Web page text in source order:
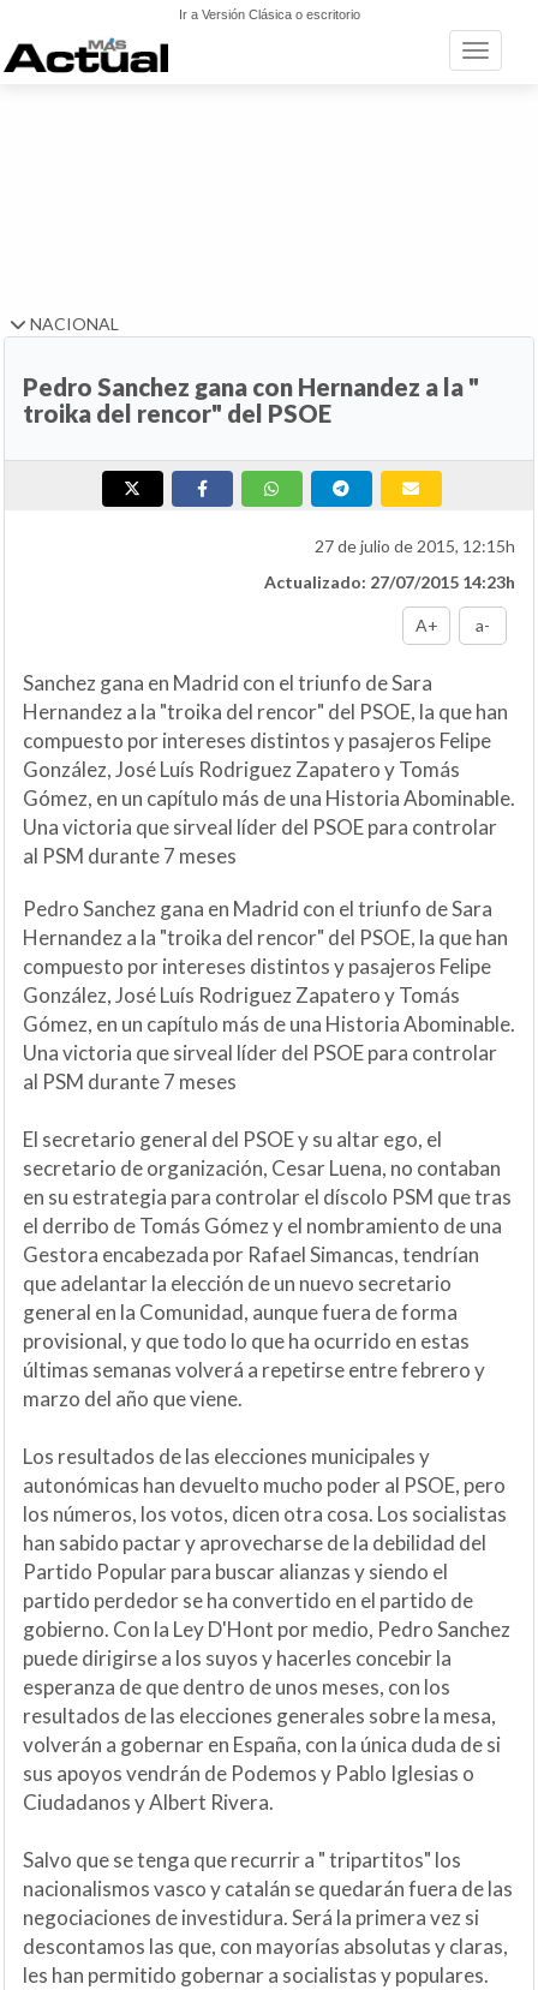
Ir a Versión Clásica o escritorio
Toggle
NACIONAL
Pedro Sanchez gana con Hernandez a la "
troika del rencor" del PSOE
27 de julio de 2015, 12:15h
Actualizado: 27/07/2015 14:23h
A+ a-
Sanchez gana en Madrid con el triunfo de Sara
Hernandez a la "troika del rencor" del PSOE, la que han
compuesto por intereses distintos y pasajeros Felipe
González, José Luís Rodriguez Zapatero y Tomás
Gómez, en un capítulo más de una Historia Abominable.
Una victoria que sirveal líder del PSOE para controlar
al PSM durante 7 meses
Pedro Sanchez gana en Madrid con el triunfo de Sara
Hernandez a la "troika del rencor" del PSOE, la que han
compuesto por intereses distintos y pasajeros Felipe
González, José Luís Rodriguez Zapatero y Tomás
Gómez, en un capítulo más de una Historia Abominable.
Una victoria que sirveal líder del PSOE para controlar
al PSM durante 7 meses
El secretario general del PSOE y su altar ego, el
secretario de organización, Cesar Luena, no contaban
en su estrategia para controlar el díscolo PSM que tras
el derribo de Tomás Gómez y el nombramiento de una
Gestora encabezada por Rafael Simancas, tendrían
que adelantar la elección de un nuevo secretario
general en la Comunidad, aunque fuera de forma
provisional, y que todo lo que ha ocurrido en estas
últimas semanas volverá a repetirse entre febrero y
marzo del año que viene.
Los resultados de las elecciones municipales y
autonómicas han devuelto mucho poder al PSOE, pero
los números, los votos, dicen otra cosa. Los socialistas
han sabido pactar y aprovecharse de la debilidad del
Partido Popular para buscar alianzas y siendo el
partido perdedor se ha convertido en el partido de
gobierno. Con la Ley D'Hont por medio, Pedro Sanchez
puede dirigirse a los suyos y hacerles concebir la
esperanza de que dentro de unos meses, con los
resultados de las elecciones generales sobre la mesa,
volverán a gobernar en España, con la única duda de si
sus apoyos vendrán de Podemos y Pablo Iglesias o
Ciudadanos y Albert Rivera.
Salvo que se tenga que recurrir a " tripartitos" los
nacionalismos vasco y catalán se quedarán fuera de las
negociaciones de investidura. Será la primera vez si
descontamos las que, con mayorías absolutas y claras,
les han permitido gobernar a socialistas y populares.